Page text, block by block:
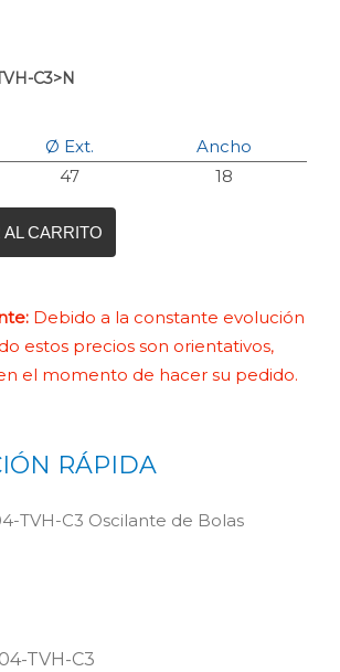
C3>N
Ø Ext.
Ancho
47 18
CARRITO
Debido a la constante evolución
estos precios son orientativos,
el momento de hacer su pedido.
RÁPIDA
TVH-C3 Oscilante de Bolas
TVH-C3